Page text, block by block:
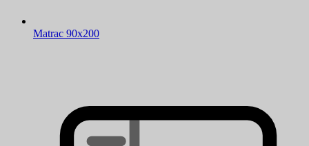
Matrac 90x200